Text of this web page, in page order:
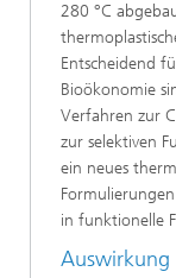
280 °C
Entscheidend
Bioökonomie
Verfahren zur
zur selektiven
ein neues
in funktionelle
Auswirkung